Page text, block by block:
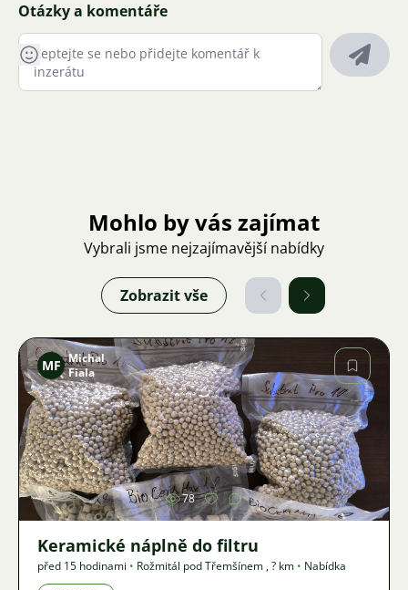
Otázky a komentáře
Mohlo by vás zajímat
Vybrali jsme nejzajímavější nabídky
Zobrazit vše
Obrázek
MF Michal
Fiala
78
Keramické náplně do filtru
před 15 hodinami • Rožmitál pod Třemšínem ,? km • Nabídka